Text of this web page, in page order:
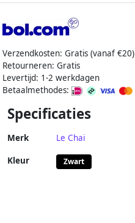
Verzendkosten: Gratis (vanaf €20)
Retourneren: Gratis
Levertijd: 1-2 werkdagen
Betaalmethodes:
Specificaties
Merk Le Chai
Kleur Zwart